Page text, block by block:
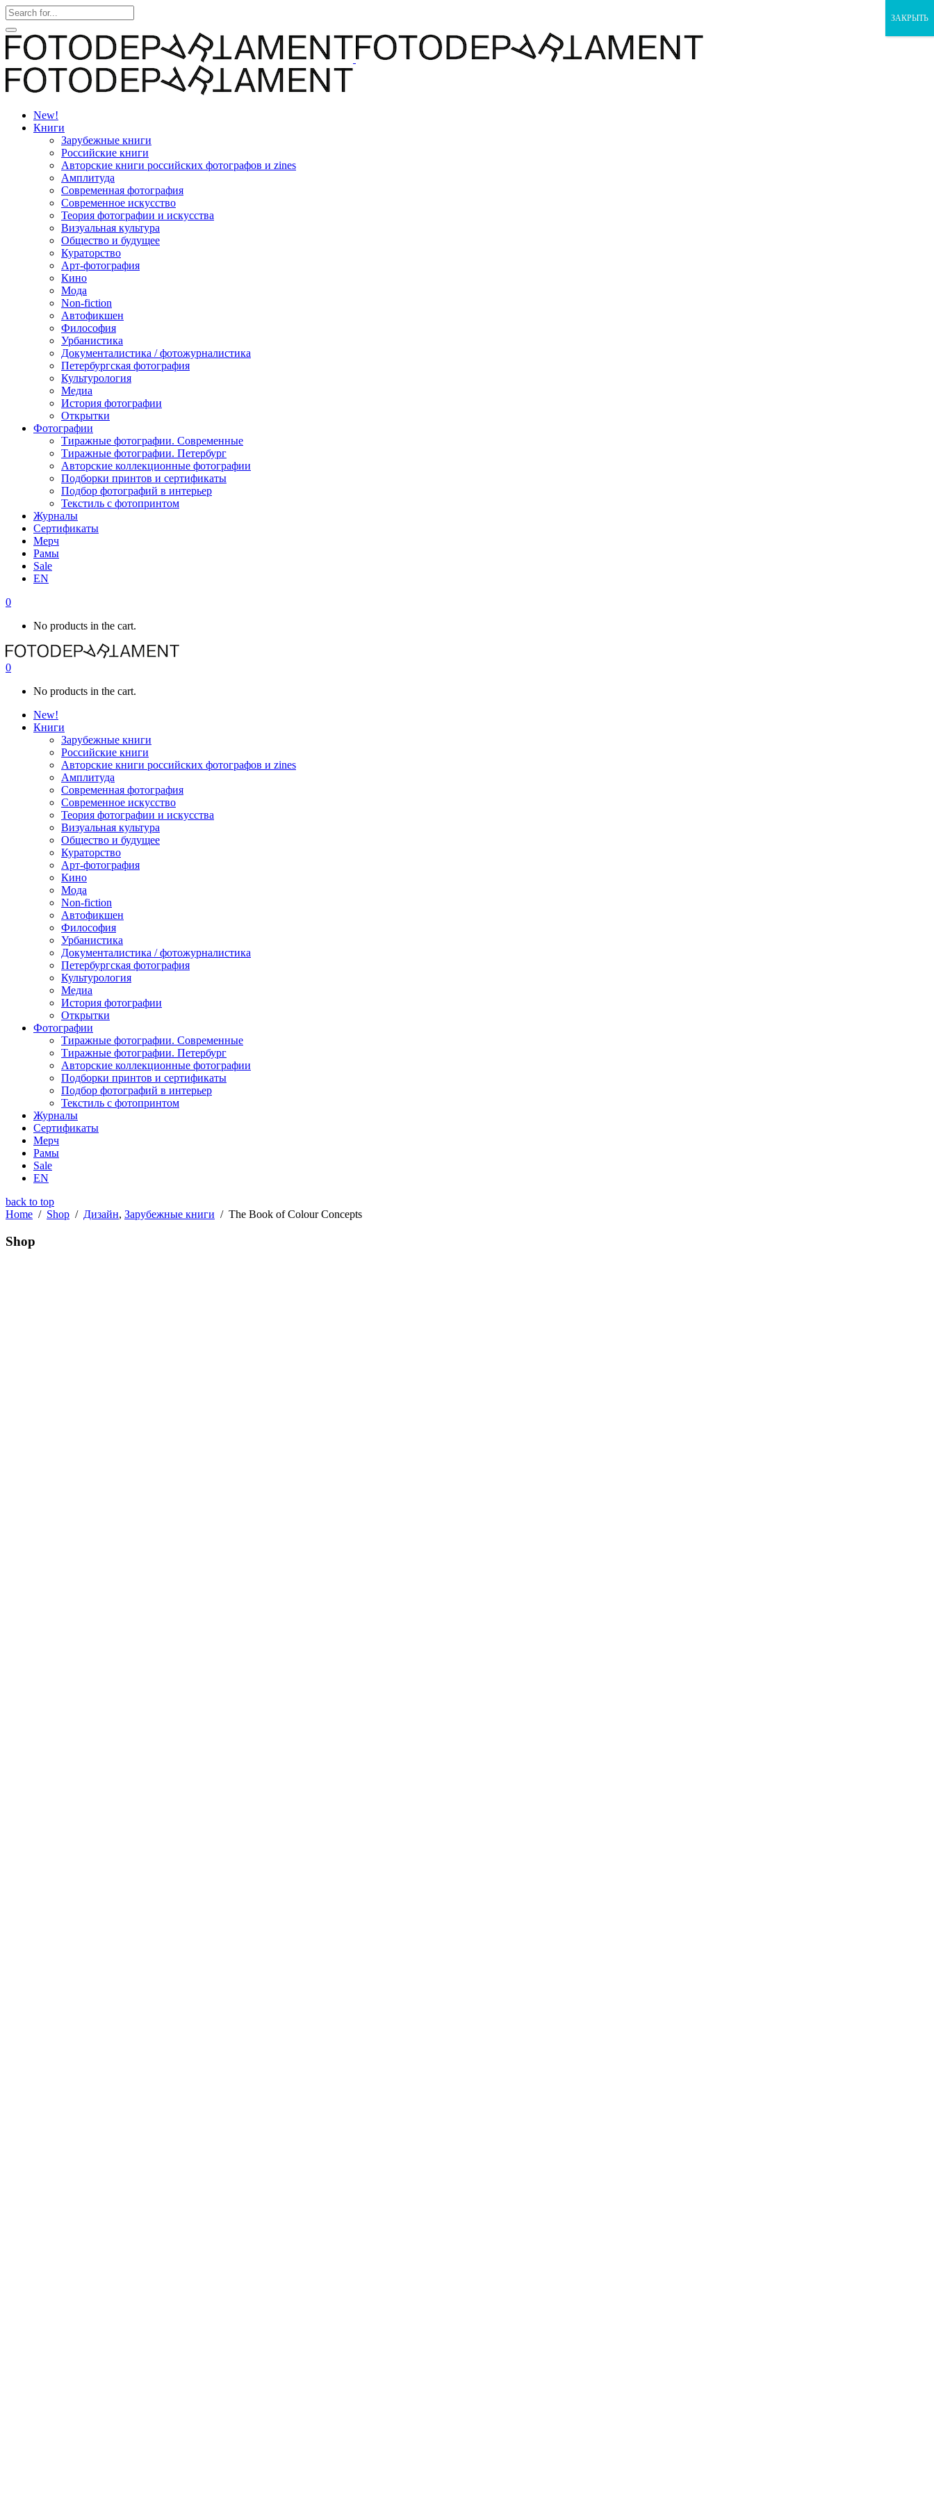
New!
Книги
Зарубежные книги
Российские книги
Авторские книги российских фотографов и zines
Амплитуда
Современная фотография
Современное искусство
Теория фотографии и искусства
Визуальная культура
Общество и будущее
Кураторство
Арт-фотография
Кино
Мода
Non-fiction
Автофикшен
Философия
Урбанистика
Документалистика / фотожурналистика
Петербургская фотография
Культурология
Медиа
История фотографии
Открытки
Фотографии
Тиражные фотографии. Современные
Тиражные фотографии. Петербург
Авторские коллекционные фотографии
Подборки принтов и сертификаты
Подбор фотографий в интерьер
Текстиль с фотопринтом
Журналы
Сертификаты
Мерч
Рамы
Sale
EN
0
No products in the cart.
0
No products in the cart.
New!
Книги
Зарубежные книги
Российские книги
Авторские книги российских фотографов и zines
Амплитуда
Современная фотография
Современное искусство
Теория фотографии и искусства
Визуальная культура
Общество и будущее
Кураторство
Арт-фотография
Кино
Мода
Non-fiction
Автофикшен
Философия
Урбанистика
Документалистика / фотожурналистика
Петербургская фотография
Культурология
Медиа
История фотографии
Открытки
Фотографии
Тиражные фотографии. Современные
Тиражные фотографии. Петербург
Авторские коллекционные фотографии
Подборки принтов и сертификаты
Подбор фотографий в интерьер
Текстиль с фотопринтом
Журналы
Сертификаты
Мерч
Рамы
Sale
EN
back to top
Home / Shop / Дизайн, Зарубежные книги / The Book of Colour Concepts
Shop
ЗАКРЫТЬ